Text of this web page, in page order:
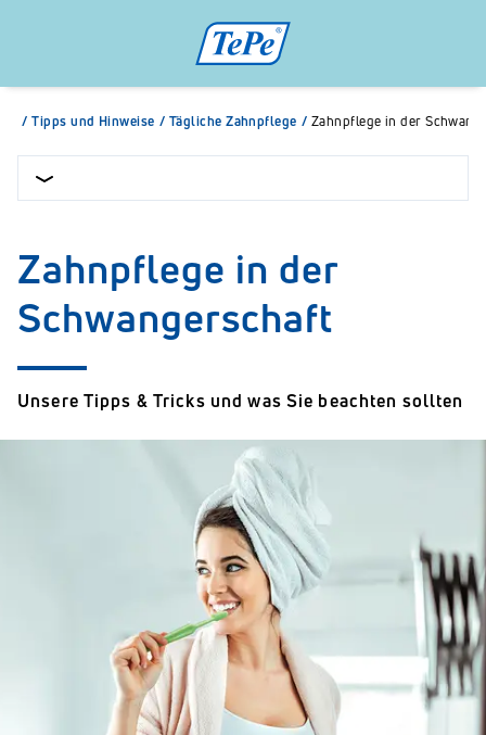
/ Tipps und Hinweise / Tägliche Zahnpflege / Zahnpflege in der
Zahnpflege in der
Schwangerschaft
Unsere Tipps & Tricks und was Sie beachten sollten